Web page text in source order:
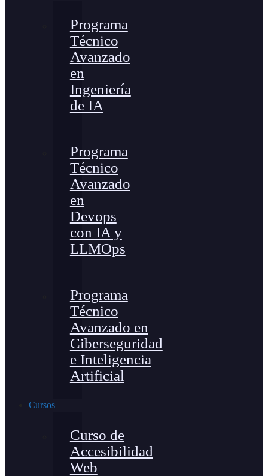
Programa
Técnico
Avanzado
en
Ingeniería
de IA
Programa
Técnico
Avanzado
en
Devops
con IA y
LLMOps
Programa
Técnico
Avanzado en
Ciberseguridad
e Inteligencia
Artificial
Cursos
Curso de
Accesibilidad
Web